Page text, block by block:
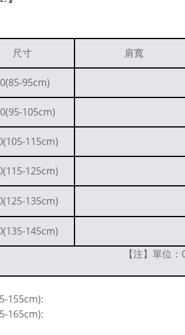
尺寸 肩寬
95cm)
105cm)
115cm)
125cm)
135cm)
145cm)
【注】單位
155cm):
165cm):